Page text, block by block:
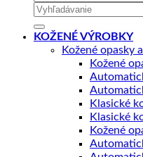
Hľadať:
KOŽENÉ VÝROBKY
Kožené opasky
Kožené
Klasické
Klasické
Kožené